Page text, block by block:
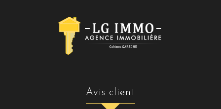
avis client